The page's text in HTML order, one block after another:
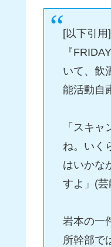
[以下引用]
『
いて、飲
能活動自
「スキ
ね。いく
はいかな
すよ」(
岩本の一
所幹部で